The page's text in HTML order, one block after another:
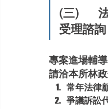
(三)	法律諮詢服務依先來後到之順序，或依辦理登記，或依序
受理諮
專案進場輔
請洽本所林
常年法律
爭議訴訟